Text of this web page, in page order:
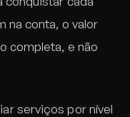
na conta, o valor
completa, e não
serviços por nível